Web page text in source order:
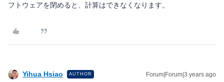
フトウェアを閉めると、計算はできなくなります。
Yihua Hsiao AUTHOR Forum|Forum|3 years ago